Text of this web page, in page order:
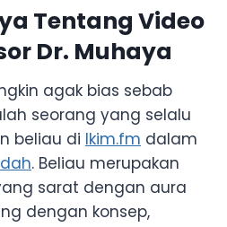
Tentang Video
Dr. Muhaya
agak bias sebab
seorang yang selalu
beliau di Ikim.fm dalam
. Beliau merupakan
sarat dengan aura
dengan konsep,